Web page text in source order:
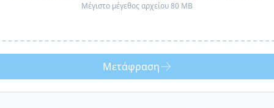
Μέγιστο μέγεθος αρχείου 80 MB
Μετάφραση